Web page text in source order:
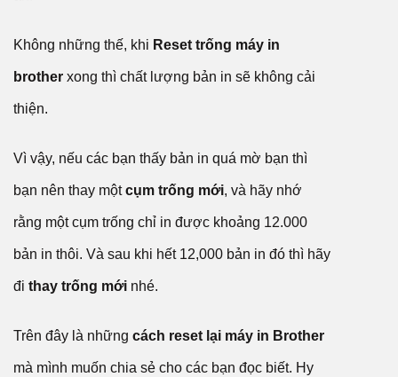
Không những thế, khi Reset trống máy in
brother xong thì chất lượng bản in sẽ không cải
thiện.
Vì vậy, nếu các bạn thấy bản in quá mờ bạn thì
bạn nên thay mộtcụm trống mới, và hãy nhớ
rằng một cụm trống chỉ in được khoảng 12.000
bản in thôi. Và sau khi hết 12,000 bản in đó thì hãy
đi thay trống mới nhé.
Trên đây là những cách reset lại máy in Brother
mà mình muốn chia sẻ cho các bạn đọc biết. Hy